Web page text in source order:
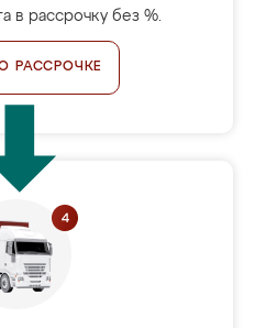
в рассрочку без %.
РАССРОЧКЕ